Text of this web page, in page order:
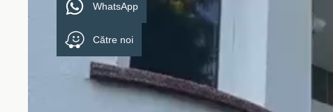
WhatsApp
Către noi